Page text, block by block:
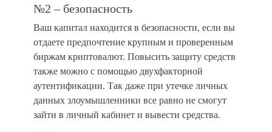
№2 – безопасность
Ваш капитал находится в безопасности, если вы
отдаете предпочтение крупным и проверенным
биржам криптовалют. Повысить защиту средств
также можно с помощью двухфакторной
аутентификации. Так даже при утечке личных
данных злоумышленники все равно не смогут
зайти в личный кабинет и вывести средства.